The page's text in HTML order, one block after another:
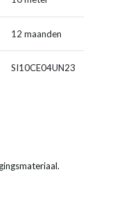
12 maanden
SI10CE04UN23